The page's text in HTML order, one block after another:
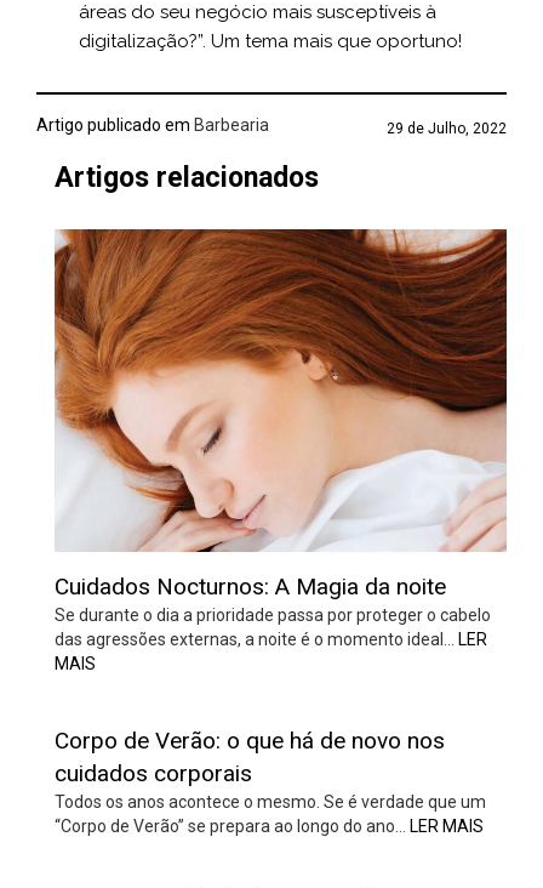
áreas do seu negócio mais susceptíveis à
digitalização?”. Um tema mais que oportuno!
Artigo publicado em Barbearia 29 de Julho, 2022
Artigos relacionados
Cuidados Nocturnos: A Magia da noite
Se durante o dia a prioridade passa por proteger o cabelo
das agressões externas, a noite é o momento ideal… LER
MAIS
Corpo de Verão: o que há de novo nos
cuidados corporais
Todos os anos acontece o mesmo. Se é verdade que um
“Corpo de Verão” se prepara ao longo do ano… LER MAIS